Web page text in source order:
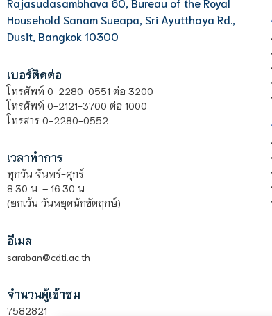
Household Sanam Sueapa, Sri Ayutthaya Rd.,
Dusit, Bangkok 10300
เบอร์ติดต่อ
โทรศัพท์ 0-2280-0551 ต่อ 3200
โทรศัพท์ 0-2121-3700 ต่อ 1000
โทรสาร 0-2280-0552
เวลาทำการ
ทุกวัน จันทร์-ศุกร์
8.30 น. – 16.30 น.
(ยกเว้น วันหยุดนักขัตฤกษ์)
อีเมล
saraban@cdti.ac.th
จำนวนผู้เข้าชม
7582821